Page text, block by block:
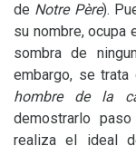
de Notre Père).
su nombre, ocupa
sombra de
embargo, se trata
hombre de la
demostrarlo
realiza el ideal